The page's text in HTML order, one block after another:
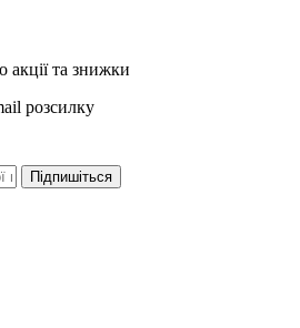
акції та знижки
розсилку
Підпишіться